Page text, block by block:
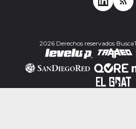
2026 Derechos reservados